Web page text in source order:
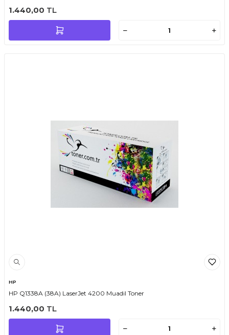
1.440,00 TL
HP
HP Q1338A (38A) LaserJet 4200 Muadil Toner
1.440,00 TL